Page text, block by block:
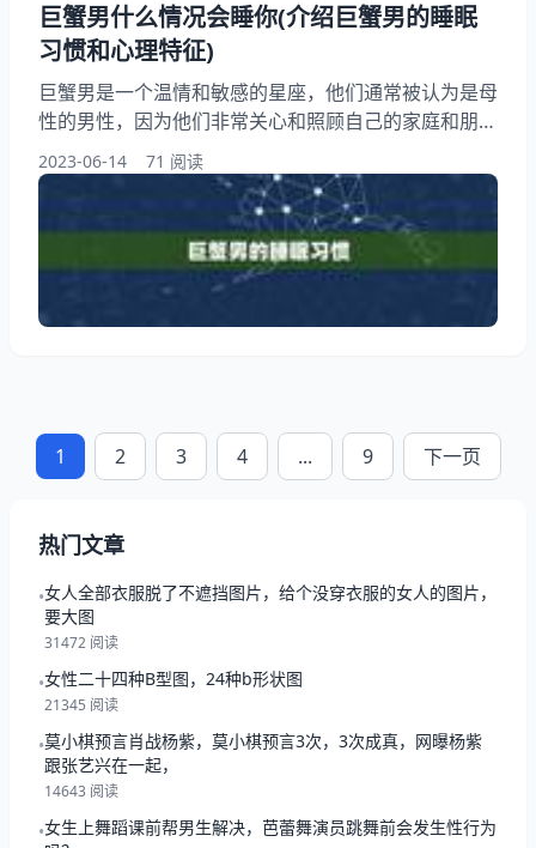
巨蟹男什么情况会睡你(介绍巨蟹男的睡眠
习惯和心理特征)
巨蟹男是一个温情和敏感的星座，他们通常被认为是母
性的男性，因为他们非常关心和照顾自己的家庭和朋
友。当谈到巨蟹男的睡眠习惯和心理特征时，你可能会
惊讶地发现，他们的睡眠习惯和心理特征与他们的温柔
形象有些不同。我们将提示巨蟹男的睡眠习惯和心理特
征，帮助你更好地了解这个星座的男性。 一、巨蟹男
的睡眠习惯 1.1爱睡懒觉 巨蟹男通常喜欢睡懒觉，他们
不喜欢早起，在周末或假期。他们喜欢在床上蜷缩着
2023-06-14 71 阅读
1 2 3 4 ... 9 下一页
热门文章
•女人全部衣服脱了不遮挡图片，给个没穿衣服的女人的图片，
要大图
31472 阅读
•女性二十四种B型图，24种b形状图
21345 阅读
•莫小棋预言肖战杨紫，莫小棋预言3次，3次成真，网曝杨紫
跟张艺兴在一起，
14643 阅读
•女生上舞蹈课前帮男生解决，芭蕾舞演员跳舞前会发生性行为